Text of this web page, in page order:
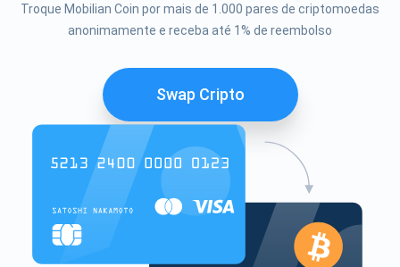
Troque Mobilian Coin por mais de 1.000 pares de criptomoedas
anonimamente e receba até 1% de reembolso
Swap Cripto